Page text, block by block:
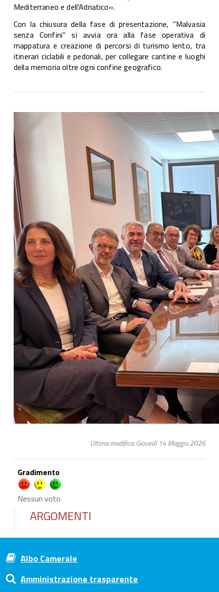
Mediterraneo e dell’Adriatico».
Con la chiusura della fase di presentazione, "Malvasia
senza Confini" si avvia ora alla fase operativa di
mappatura e creazione di percorsi di turismo lento, tra
itinerari ciclabili e pedonali, per collegare cantine e luoghi
della memoria oltre ogni confine geografico.
Ultima modifica: Giovedì 14 Maggio 2026
Gradimento
Nessun voto
ARGOMENTI
Albo Camerale
Amministrazione trasparente